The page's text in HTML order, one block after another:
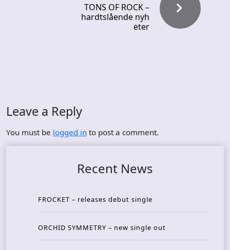
TONS OF ROCK –
hardtslående nyh
eter
Leave a Reply
You must be logged in to post a comment.
Recent News
FROCKET – releases debut single
ORCHID SYMMETRY – new single out